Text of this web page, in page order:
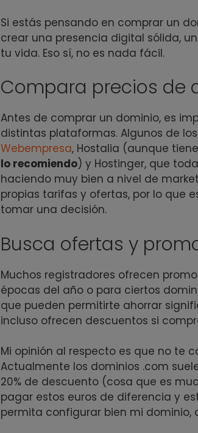
Si estás pensando en comprar un
crear una presencia digital sólida,
tu vida. Eso sí, no es nada fácil.
Compara precios de
Antes de comprar un dominio, es
distintas plataformas. Algunos de
Webempresa, Hostalia (aunque
lo recomiendo) y Hostinger, que
haciendo muy bien a nivel de
propias tarifas y ofertas, por lo que
tomar una decisión.
Busca ofertas y
Muchos registradores ofrecen
épocas del año o para ciertos
que pueden permitirte ahorrar
incluso ofrecen descuentos si
Mi opinión al respecto es que no te
Actualmente los dominios .com
20% de descuento (cosa que es
pagar estos euros de diferencia y
permita configurar bien mi